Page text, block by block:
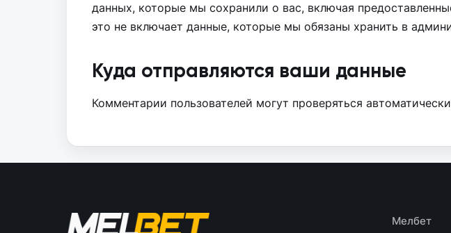
данных, которые мы сохранили о вас, включая
это не включает данные, которые мы обязаны хранить в
Куда отправляются ваши данные
Комментарии пользователей могут проверяться
Мелбет